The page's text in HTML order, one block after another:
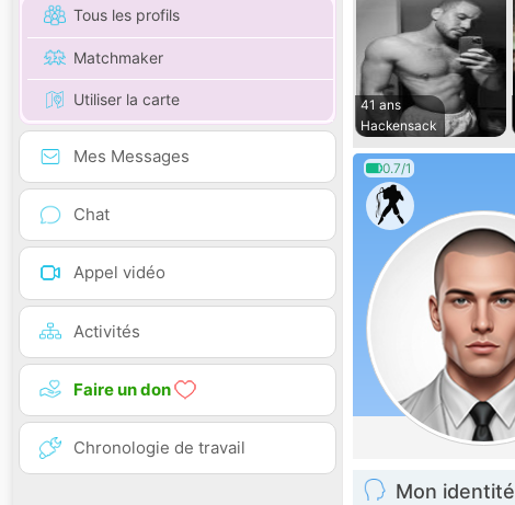
Tous les profils
Matchmaker
Utiliser la carte
Mes Messages
Chat
Appel vidéo
Activités
Faire un don
Chronologie de travail
41 ans
Hackensack
0.7/1
Mon identité